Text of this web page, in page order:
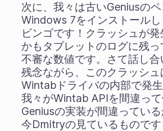
次に、我々は古いGeniusのペ
Windows 7をインストールし
ビンゴです！クラッシュが
かもタブレットのログに残
不審な数値です。さて話し合
残念ながら、このクラッシュ
Wintabドライバの内部で発生
我々がWintab APIを間違って
Geniusの実装が間違ってい
今Dmitryの見ているものです